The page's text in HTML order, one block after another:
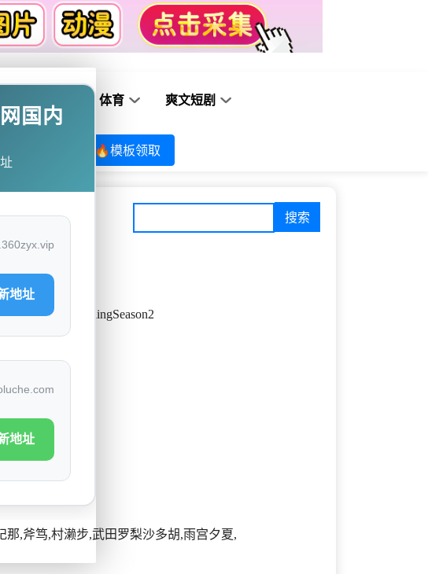
体育 爽文短剧
🔥模板领取
UpDarlingSeason2
那,斧笃,村濑步,武田罗梨沙多胡,雨宫夕夏,
国内
地址
地址